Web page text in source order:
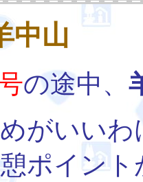
中山
の途中、
がいいわ
ポイン